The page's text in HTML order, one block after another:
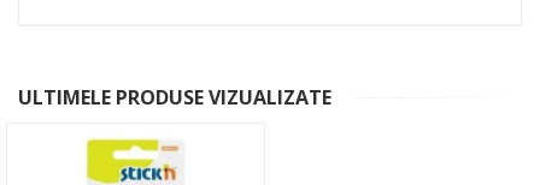
ULTIMELE PRODUSE VIZUALIZATE